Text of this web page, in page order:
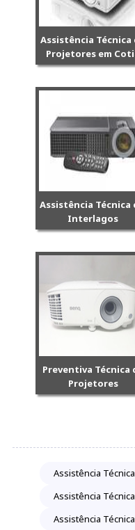
Assistência Técnica
Projetores em
Assistência Técnica
Interlagos
Preventiva Técnica
Projetores
Assistência
Assistência
Assistência